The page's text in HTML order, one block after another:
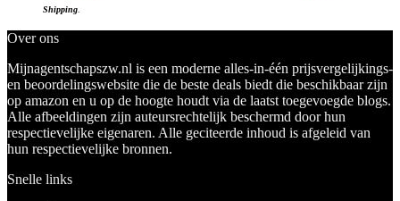
Shipping
Over ons
Mijnagentschapszw.nl is een moderne alles-in-één prijsvergelijkings-
en beoordelingswebsite die de beste deals biedt die beschikbaar zijn
op amazon en u op de hoogte houdt via de laatst toegevoegde blogs.
Alle afbeeldingen zijn auteursrechtelijk beschermd door hun
respectievelijke eigenaren. Alle geciteerde inhoud is afgeleid van
hun respectievelijke bronnen.
Snelle links